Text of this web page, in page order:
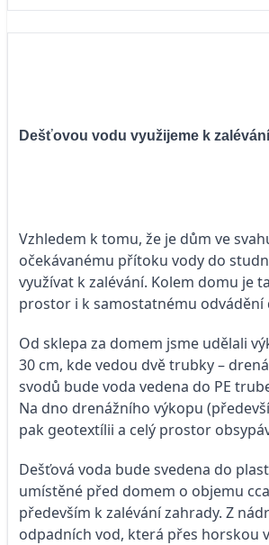
Dešťovou vodu využijeme k zalévání
Vzhledem k tomu, že je dům ve
očekávanému přítoku vody do
využívat k zalévání. Kolem domu je
prostor i k samostatnému odvádění
Od sklepa za domem jsme udělali
30 cm, kde vedou dvě trubky –
svodů bude voda vedena do PE
Na dno drenážního výkopu
pak geotextílii a celý prostor
Dešťová voda bude svedena do
umístěné před domem o objemu
především k zalévání zahrady. Z
odpadních vod, která přes horskou